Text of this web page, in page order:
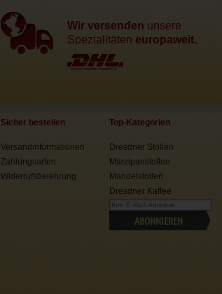
Wir versenden unsere
Spezialitäten europaweit.
Sicher bestellen
Versandinformationen
Zahlungsarten
Widerrufsbelehrung
Top-Kategorien
Dresdner Stollen
Marzipanstollen
Mandelstollen
Dresdner Kaffee
ABONNIEREN